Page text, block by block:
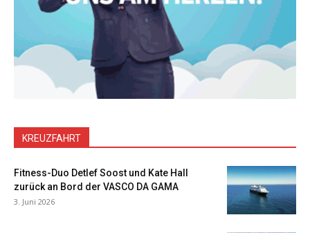
KREUZFAHRT
Fitness-Duo Detlef Soost und Kate Hall
zurück an Bord der VASCO DA GAMA
3. Juni 2026